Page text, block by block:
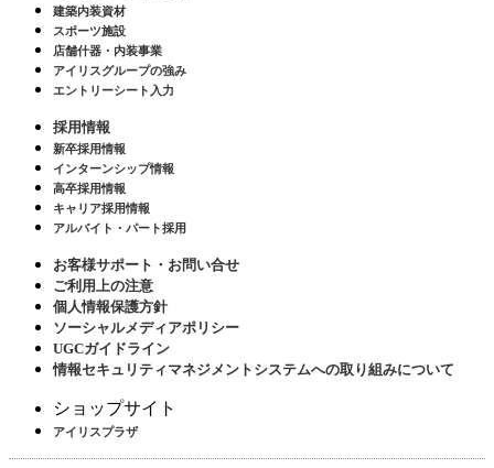
建築内装資材
スポーツ施設
店舗什器・内装事業
アイリスグループの強み
エントリーシート入力
採用情報
新卒採用情報
インターンシップ情報
高卒採用情報
キャリア採用情報
アルバイト・パート採用
お客様サポート・お問い合せ
ご利用上の注意
個人情報保護方針
ソーシャルメディアポリシー
UGCガイドライン
情報セキュリティマネジメントシステムへの取り組みについて
ショップサイト
アイリスプラザ